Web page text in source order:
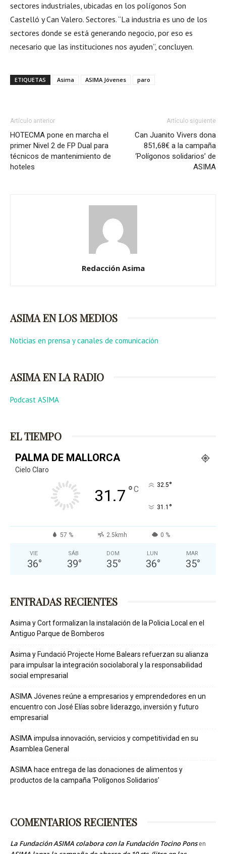
sectores industriales, ubicadas en los polígonos Son
Castelló y Can Valero. Sectores. “La industria es uno de los
sectores donde se está generando negocio, por eso es
necesario que las instituciones nos ayuden”, concluyen.
ETIQUETAS Asima ASIMA Jóvenes paro
Artículo anterior
HOTECMA pone en marcha el
primer Nivel 2 de FP Dual para
técnicos de mantenimiento de
hoteles
Artículo siguiente
Can Juanito Vivers dona
851,68€ a la campaña
‘Polígonos solidarios’ de
ASIMA
Redacción Asima
ASIMA EN LOS MEDIOS
Noticias en prensa y canales de comunicación
ASIMA EN LA RADIO
Podcast ASIMA
EL TIEMPO
PALMA DE MALLORCA
Cielo Claro
31.7 °C 32.5°
31.1 °
57 % 2.5kmh 0 %
VIE
36°
SÁB
39°
DOM
35°
LUN
36°
MAR
35°
ENTRADAS RECIENTES
Asima y Cort formalizan la instalación de la Policia Local en el
Antiguo Parque de Bomberos
Asima y Fundació Projecte Home Balears refuerzan su alianza
para impulsar la integración sociolaboral y la responsabilidad
social empresarial
ASIMA Jóvenes reúne a empresarios y emprendedores en un
encuentro con José Elías sobre liderazgo, inversión y futuro
empresarial
ASIMA impulsa innovación, servicios y competitividad en su
Asamblea General
ASIMA hace entrega de las donaciones de alimentos y
productos de la campaña ‘Polígonos Solidarios’
COMENTARIOS RECIENTES
La Fundación ASIMA colabora con la Fundación Tocino Ponsen